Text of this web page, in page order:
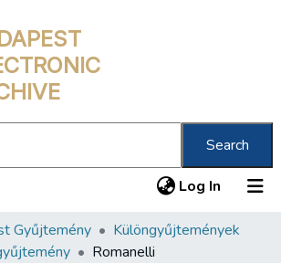
Search
Log In (current)
Gyűjtemény
Különgyűjtemények
Romanelli